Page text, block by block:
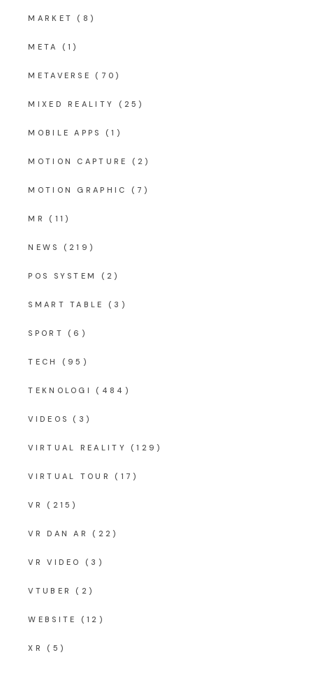
MARKET (8)
META (1)
METAVERSE (70)
MIXED REALITY (25)
MOBILE APPS (1)
MOTION CAPTURE (2)
MOTION GRAPHIC (7)
MR (11)
NEWS (219)
POS SYSTEM (2)
SMART TABLE (3)
SPORT (6)
TECH (95)
TEKNOLOGI (484)
VIDEOS (3)
VIRTUAL REALITY (129)
VIRTUAL TOUR (17)
VR (215)
VR DAN AR (22)
VR VIDEO (3)
VTUBER (2)
WEBSITE (12)
XR (5)